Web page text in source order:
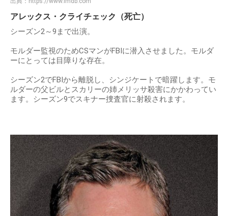
アレックス・クライチェック（死亡）
シーズン2～9まで出演。
モルダー監視のためCSマンがFBIに潜入させました。モルダ
ーにとっては目障りな存在。
シーズン2でFBIから離脱し、シンジケートで暗躍します。モ
ルダーの父ビルとスカリーの姉メリッサ殺害にかかわってい
ます。シーズン9でスキナー捜査官に射殺されます。